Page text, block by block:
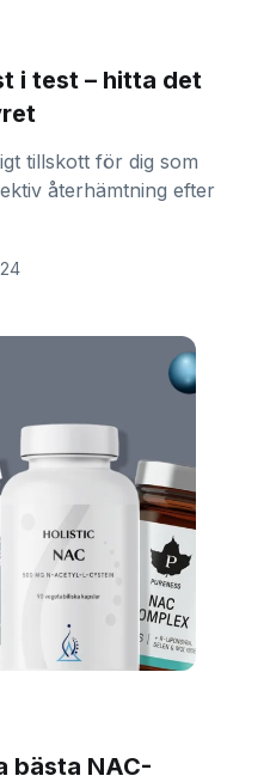
i test – hitta det
tillskott för dig som
återhämtning efter
bästa NAC-